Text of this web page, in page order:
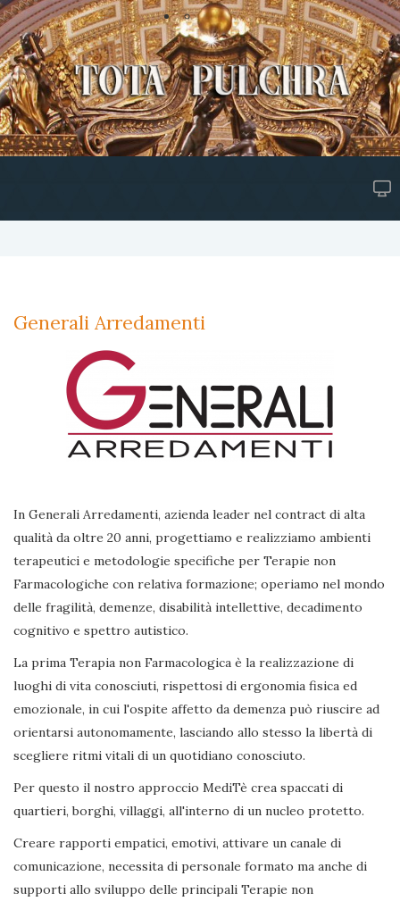
Generali Arredamenti
In Generali Arredamenti, azienda leader nel contract di alta
qualità da oltre 20 anni, progettiamo e realizziamo ambienti
terapeutici e metodologie specifiche per Terapie non
Farmacologiche con relativa formazione; operiamo nel mondo
delle fragilità, demenze, disabilità intellettive, decadimento
cognitivo e spettro autistico.
La prima Terapia non Farmacologica è la realizzazione di
luoghi di vita conosciuti, rispettosi di ergonomia fisica ed
emozionale, in cui l'ospite affetto da demenza può riuscire ad
orientarsi autonomamente, lasciando allo stesso la libertà di
scegliere ritmi vitali di un quotidiano conosciuto.
Per questo il nostro approccio MediTè crea spaccati di
quartieri, borghi, villaggi, all'interno di un nucleo protetto.
Creare rapporti empatici, emotivi, attivare un canale di
comunicazione, necessita di personale formato ma anche di
supporti allo sviluppo delle principali Terapie non